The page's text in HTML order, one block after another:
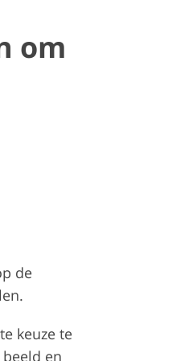
om
de
keuze te
en